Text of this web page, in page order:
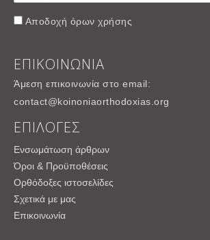
Αποδοχή όρων χρήσης
ΕΠΙΚΟΙΝΩΝΙΑ
Άμεση επικοινωνία στο email:
contact@koinoniaorthodoxias.org
ΕΠΙΛΟΓΕΣ
Ενσωμάτωση άρθρων
Όροι & Προϋποθέσεις
Ορθόδοξες ιστοσελίδες
Σχετικά με μας
Επικοινωνία